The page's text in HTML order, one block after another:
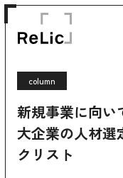
column
新規事業に向い
大企業の人材選
クリスト